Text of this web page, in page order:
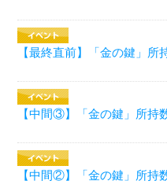
【最終直前】「金の鍵」所
【中間③】「金の鍵」所持
【中間②】「金の鍵」所持